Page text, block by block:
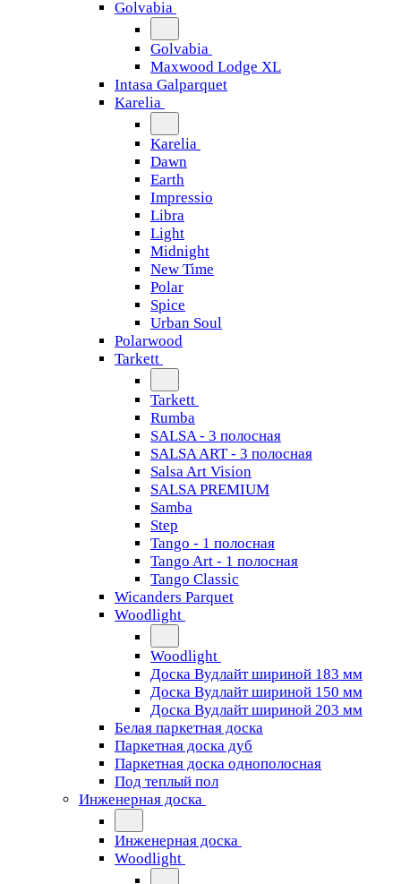
Golvabia
Golvabia
Maxwood Lodge XL
Intasa Galparquet
Karelia
Karelia
Dawn
Earth
Impressio
Libra
Light
Midnight
New Time
Polar
Spice
Urban Soul
Polarwood
Tarkett
Tarkett
Rumba
SALSA - 3 полосная
SALSA ART - 3 полосная
Salsa Art Vision
SALSA PREMIUM
Samba
Step
Tango - 1 полосная
Tango Art - 1 полосная
Tango Classiс
Wicanders Parquet
Woodlight
Woodlight
Доска Вудлайт шириной 183 мм
Доска Вудлайт шириной 150 мм
Доска Вудлайт шириной 203 мм
Белая паркетная доска
Паркетная доска дуб
Паркетная доска однополосная
Под теплый пол
Инженерная доска
Инженерная доска
Woodlight